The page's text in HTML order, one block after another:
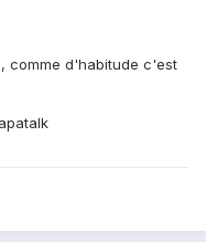
comme d'habitude c'est